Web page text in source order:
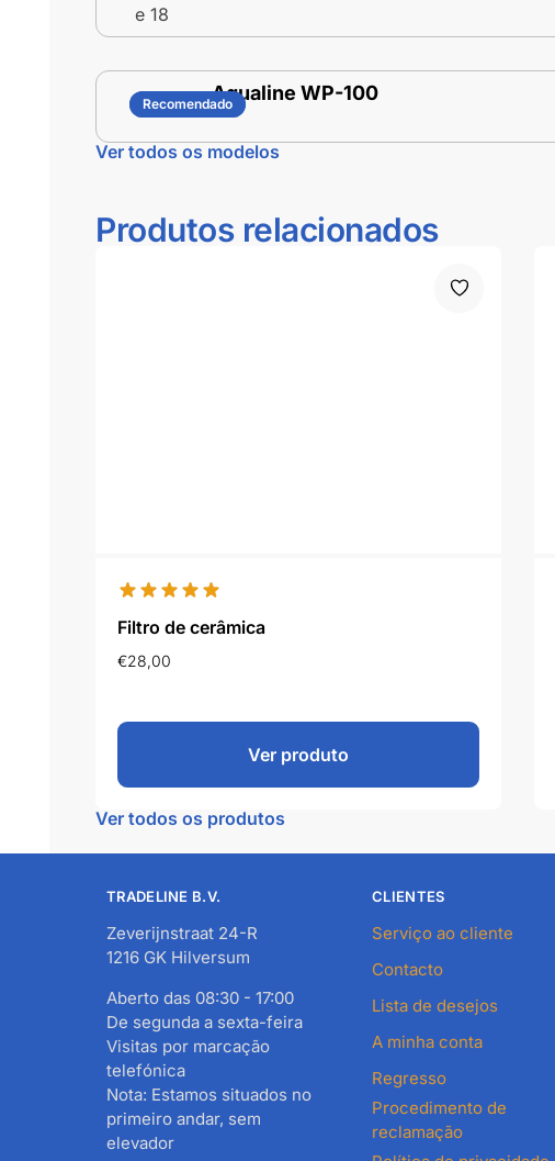
Recomendado
RecomendadoAqualine WP-100
Ver todos os modelos
Produtos relacionados
Filtro de cerâmica
€28,00
Ver produto
Ver todos os produtos
TRADELINE B.V.
Zeverijnstraat 24-R
1216 GK Hilversum
Aberto das 08:30 - 17:00
De segunda a sexta-feira
Visitas por marcação
telefónica
Nota: Estamos situados no
primeiro andar, sem
elevador
CLIENTES
Serviço ao cliente
Contacto
Lista de desejos
A minha conta
Regresso
Procedimento de
reclamação